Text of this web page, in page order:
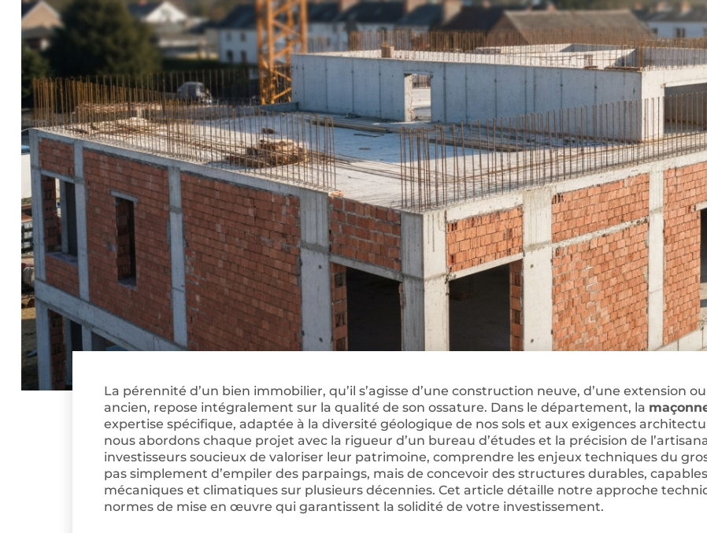
La pérennité d’un bien immobilier, qu’il s’agisse d’une construction neuve, d’une extension
ancien, repose intégralement sur la qualité de son ossature. Dans le département, la
expertise spécifique, adaptée à la diversité géologique de nos sols et aux exigences
nous abordons chaque projet avec la rigueur d’un bureau d’études et la précision de
investisseurs soucieux de valoriser leur patrimoine, comprendre les enjeux techniques du
pas simplement d’empiler des parpaings, mais de concevoir des structures durables,
mécaniques et climatiques sur plusieurs décennies. Cet article détaille notre approche
normes de mise en œuvre qui garantissent la solidité de votre investissement.